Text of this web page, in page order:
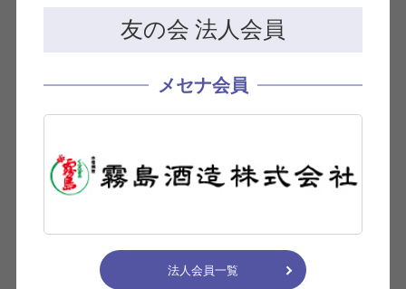
友の会 法人会員
メセナ会員
法人会員一覧